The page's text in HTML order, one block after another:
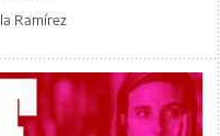
Ramírez